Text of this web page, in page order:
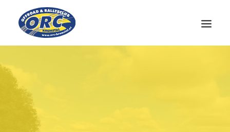
OÖ-CUP
NEWS